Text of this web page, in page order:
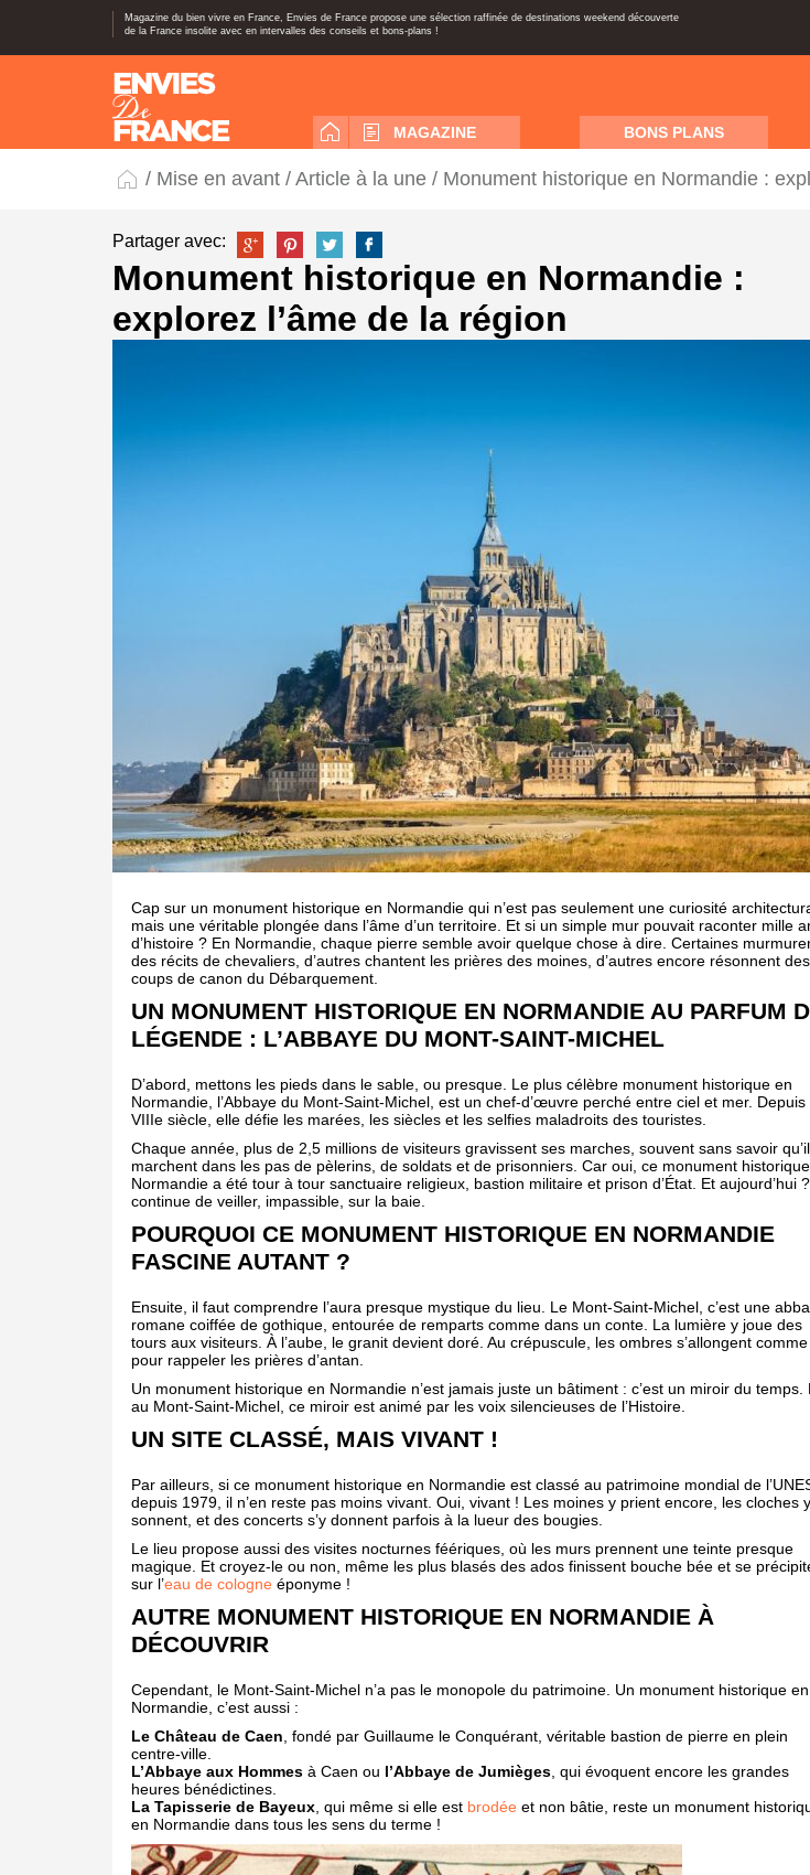
Magazine du bien vivre en France, Envies de France propose une sélection raffinée de destinations weekend découverte
de la France insolite avec en intervalles des conseils et bons-plans !
MAGAZINE BONS PLANS
/ Mise en avant / Article à la une / Monument historique en Normandie :
Partager avec:
Monument historique en Normandie :
explorez l’âme de la région
Cap sur un monument historique en Normandie qui n’est pas seulement une curiosité
mais une véritable plongée dans l’âme d’un territoire. Et si un simple mur pouvait raconter mille
d’histoire ? En Normandie, chaque pierre semble avoir quelque chose à dire. Certaines
des récits de chevaliers, d’autres chantent les prières des moines, d’autres encore résonnent des
coups de canon du Débarquement.
UN MONUMENT HISTORIQUE EN NORMANDIE AU PARFUM
LÉGENDE : L’ABBAYE DU MONT-SAINT-MICHEL
D’abord, mettons les pieds dans le sable, ou presque. Le plus célèbre monument historique en
Normandie, l’Abbaye du Mont-Saint-Michel, est un chef-d’œuvre perché entre ciel et mer. Depuis
VIIIe siècle, elle défie les marées, les siècles et les selfies maladroits des touristes.
Chaque année, plus de 2,5 millions de visiteurs gravissent ses marches, souvent sans savoir
marchent dans les pas de pèlerins, de soldats et de prisonniers. Car oui, ce monument
Normandie a été tour à tour sanctuaire religieux, bastion militaire et prison d’État. Et aujourd’hui
continue de veiller, impassible, sur la baie.
POURQUOI CE MONUMENT HISTORIQUE EN NORMANDIE
FASCINE AUTANT ?
Ensuite, il faut comprendre l’aura presque mystique du lieu. Le Mont-Saint-Michel, c’est une
romane coiffée de gothique, entourée de remparts comme dans un conte. La lumière y joue des
tours aux visiteurs. À l’aube, le granit devient doré. Au crépuscule, les ombres s’allongent comme
pour rappeler les prières d’antan.
Un monument historique en Normandie n’est jamais juste un bâtiment : c’est un miroir du temps.
au Mont-Saint-Michel, ce miroir est animé par les voix silencieuses de l’Histoire.
UN SITE CLASSÉ, MAIS VIVANT !
Par ailleurs, si ce monument historique en Normandie est classé au patrimoine mondial de
depuis 1979, il n’en reste pas moins vivant. Oui, vivant ! Les moines y prient encore, les cloches y
sonnent, et des concerts s’y donnent parfois à la lueur des bougies.
Le lieu propose aussi des visites nocturnes féériques, où les murs prennent une teinte presque
magique. Et croyez-le ou non, même les plus blasés des ados finissent bouche bée et se
sur l’eau de cologne éponyme !
AUTRE MONUMENT HISTORIQUE EN NORMANDIE À
DÉCOUVRIR
Cependant, le Mont-Saint-Michel n’a pas le monopole du patrimoine. Un monument historique en
Normandie, c’est aussi :
Le Château de Caen , fondé par Guillaume le Conquérant, véritable bastion de pierre en plein
centre-ville.
L’Abbaye aux Hommes à Caen ou l’Abbaye de Jumièges , qui évoquent encore les grandes
heures bénédictines.
La Tapisserie de Bayeux , qui même si elle est brodée et non bâtie, reste un monument
en Normandie dans tous les sens du terme !